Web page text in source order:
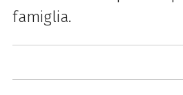
famiglia.